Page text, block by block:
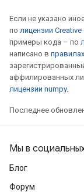
Если не указано
по лицензии
примеры кода – по
написано в
аффилированных
лицензии numpy.
Последнее
Мы в
Блог
Форум